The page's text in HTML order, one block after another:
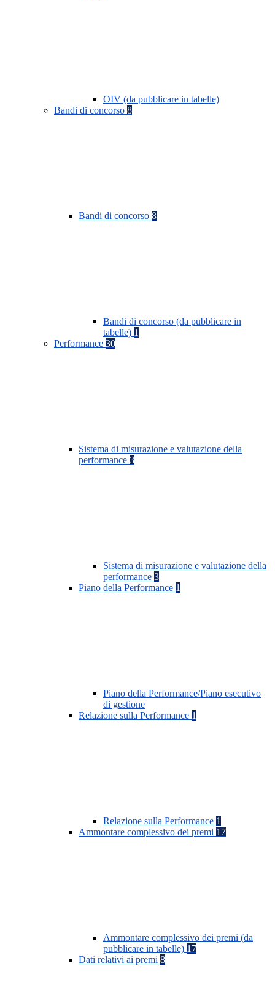
OIV (da pubblicare in tabelle)
Bandi di concorso 8
Bandi di concorso 8
Bandi di concorso (da pubblicare in
tabelle) 1
Performance 30
Sistema di misurazione e valutazione della
performance 3
Sistema di misurazione e valutazione della
performance 3
Piano della Performance 1
Piano della Performance/Piano esecutivo
di gestione
Relazione sulla Performance 1
Relazione sulla Performance 1
Ammontare complessivo dei premi 17
Ammontare complessivo dei premi (da
pubblicare in tabelle) 17
Dati relativi ai premi 8